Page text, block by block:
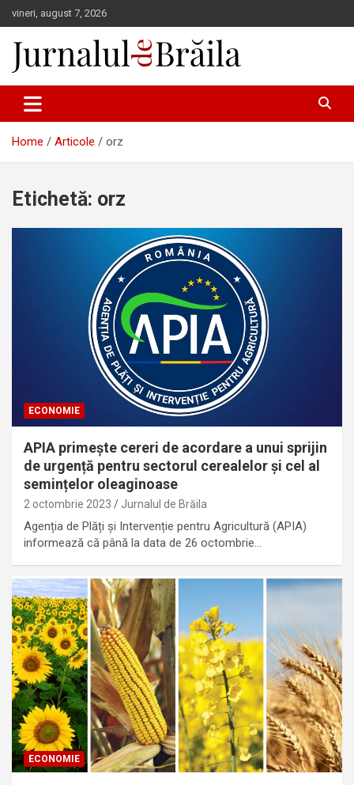
Skip
to
content
vineri, august 7, 2026
Jurnalul de Brăila
Home Articole orz
Etichetă: orz
ECONOMIE
APIA primește cereri de acordare a unui sprijin
de urgență pentru sectorul cerealelor și cel al
semințelor oleaginoase
2 octombrie 2023 Jurnalul de Brăila
Agenția de Plăți și Intervenție pentru Agricultură (APIA)
informează că până la data de 26 octombrie…
ECONOMIE